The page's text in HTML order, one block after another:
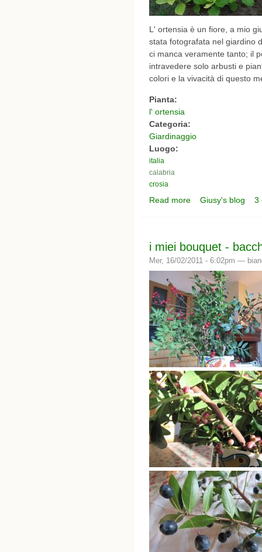
L' ortensia è un fiore, a mio
stata fotografata nel giardino
ci manca veramente tanto; il
intravedere solo arbusti e
colori e la vivacità di questo
Pianta:
l' ortensia
Categoria:
Giardinaggio
Luogo:
italia
calabria
crosia
Read more about In calabria le
Giusy's blog 3
i miei bouquet -
Mer, 16/02/2011 - 6:02pm —